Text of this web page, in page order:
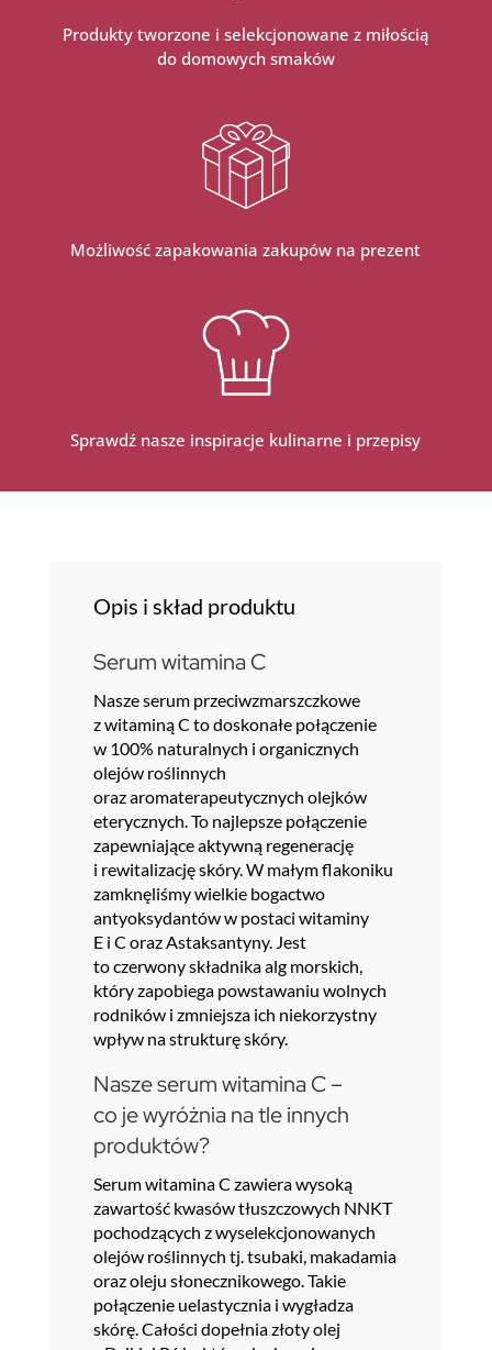
Produkty tworzone i selekcjonowane z miłością
do domowych smaków
Możliwość zapakowania zakupów na prezent
Sprawdź nasze inspiracje kulinarne i przepisy
Opis i skład produktu
Serum witamina C
Nasze serum przeciwzmarszczkowe
z witaminą C to doskonałe połączenie
w 100% naturalnych i organicznych
olejów roślinnych
oraz aromaterapeutycznych olejków
eterycznych. To najlepsze połączenie
zapewniające aktywną regenerację
i rewitalizację skóry. W małym flakoniku
zamknęliśmy wielkie bogactwo
antyoksydantów w postaci witaminy
E i C oraz Astaksantyny. Jest
to czerwony składnika alg morskich,
który zapobiega powstawaniu wolnych
rodników i zmniejsza ich niekorzystny
wpływ na strukturę skóry.
Nasze serum witamina C –
co je wyróżnia na tle innych
produktów?
Serum witamina C zawiera wysoką
zawartość kwasów tłuszczowych NNKT
pochodzących z wyselekcjonowanych
olejów roślinnych tj. tsubaki, makadamia
oraz oleju słonecznikowego. Takie
połączenie uelastycznia i wygładza
skórę. Całości dopełnia złoty olej